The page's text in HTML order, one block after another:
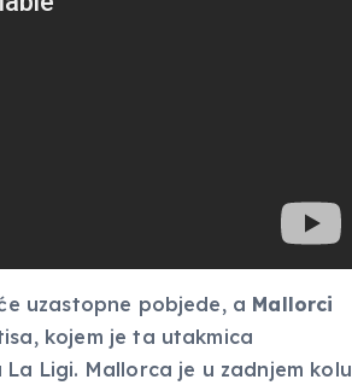
uzastopne pobjede, a Mallorci
kojem je ta utakmica
Ligi. Mallorca je u zadnjem kolu